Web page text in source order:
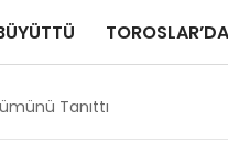
Tanıttı